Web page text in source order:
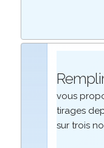
vous
tirages
sur trois